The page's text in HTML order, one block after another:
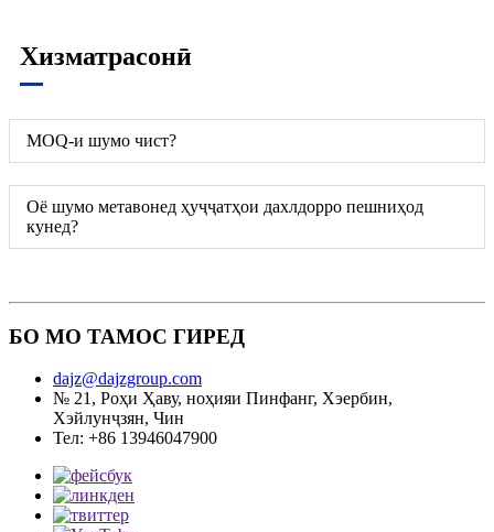
Хизматрасонӣ
MOQ-и шумо чист?
Оё шумо метавонед ҳуҷҷатҳои дахлдорро пешниҳод
кунед?
БО МО ТАМОС ГИРЕД
dajz@dajzgroup.com
№ 21, Роҳи Ҳаву, ноҳияи Пинфанг, Хэербин,
Хэйлунҷзян, Чин
Тел: +86 13946047900